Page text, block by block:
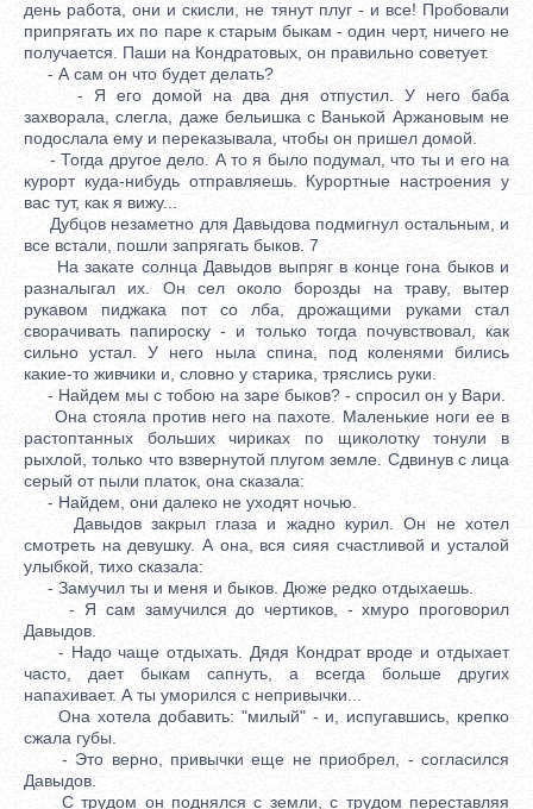
день работа, они и скисли, не тянут плуг - и все! Пробовали
припрягать их по паре к старым быкам - один черт, ничего не
получается. Паши на Кондратовых, он правильно советует.
- А сам он что будет делать?
- Я его домой на два дня отпустил. У него баба
захворала, слегла, даже бельишка с Ванькой Аржановым не
подослала ему и переказывала, чтобы он пришел домой.
- Тогда другое дело. А то я было подумал, что ты и его на
курорт куда-нибудь отправляешь. Курортные настроения у
вас тут, как я вижу...
Дубцов незаметно для Давыдова подмигнул остальным, и
все встали, пошли запрягать быков. 7
На закате солнца Давыдов выпряг в конце гона быков и
разналыгал их. Он сел около борозды на траву, вытер
рукавом пиджака пот со лба, дрожащими руками стал
сворачивать папироску - и только тогда почувствовал, как
сильно устал. У него ныла спина, под коленями бились
какие-то живчики и, словно у старика, тряслись руки.
- Найдем мы с тобою на заре быков? - спросил он у Вари.
Она стояла против него на пахоте. Маленькие ноги ее в
растоптанных больших чириках по щиколотку тонули в
рыхлой, только что взвернутой плугом земле. Сдвинув с лица
серый от пыли платок, она сказала:
- Найдем, они далеко не уходят ночью.
Давыдов закрыл глаза и жадно курил. Он не хотел
смотреть на девушку. А она, вся сияя счастливой и усталой
улыбкой, тихо сказала:
- Замучил ты и меня и быков. Дюже редко отдыхаешь.
- Я сам замучился до чертиков, - хмуро проговорил
Давыдов.
- Надо чаще отдыхать. Дядя Кондрат вроде и отдыхает
часто, дает быкам сапнуть, а всегда больше других
напахивает. А ты уморился с непривычки...
Она хотела добавить: "милый" - и, испугавшись, крепко
сжала губы.
- Это верно, привычки еще не приобрел, - согласился
Давыдов.
С трудом он поднялся с земли, с трудом переставляя